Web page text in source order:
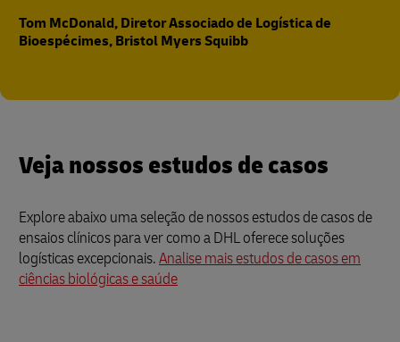
Tom McDonald, Diretor Associado de Logística de
Bioespécimes, Bristol Myers Squibb
Veja nossos estudos de casos
Explore abaixo uma seleção de nossos estudos de casos de
ensaios clínicos para ver como a DHL oferece soluções
logísticas excepcionais.Analise mais estudos de casos em
ciências biológicas e saúde